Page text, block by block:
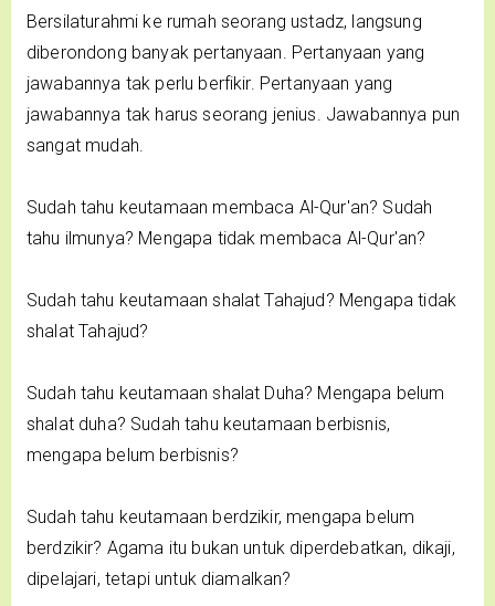
Bersilaturahmi ke rumah seorang ustadz, langsung
diberondong banyak pertanyaan. Pertanyaan yang
jawabannya tak perlu berfikir. Pertanyaan yang
jawabannya tak harus seorang jenius. Jawabannya pun
sangat mudah.
Sudah tahu keutamaan membaca Al-Qur'an? Sudah
tahu ilmunya? Mengapa tidak membaca Al-Qur'an?
Sudah tahu keutamaan shalat Tahajud? Mengapa tidak
shalat Tahajud?
Sudah tahu keutamaan shalat Duha? Mengapa belum
shalat duha? Sudah tahu keutamaan berbisnis,
mengapa belum berbisnis?
Sudah tahu keutamaan berdzikir, mengapa belum
berdzikir? Agama itu bukan untuk diperdebatkan, dikaji,
dipelajari, tetapi untuk diamalkan?